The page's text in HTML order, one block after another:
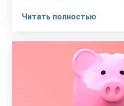
Читать полностью